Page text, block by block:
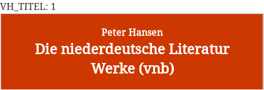
VH_TITEL: 1
Peter Hansen
Die niederdeutsche Literatur
Werke (vnb)